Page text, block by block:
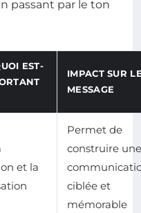
passant par le ton
EST-
IMPACT SUR
MESSAGE
et la
Permet de
construire une
ciblée et
mémorable